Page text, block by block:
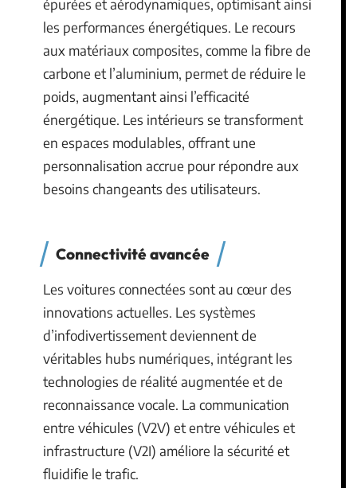
épurées et aérodynamiques, optimisant ainsi
les performances énergétiques. Le recours
aux matériaux composites, comme la fibre de
carbone et l’aluminium, permet de réduire le
poids, augmentant ainsi l’efficacité
énergétique. Les intérieurs se transforment
en espaces modulables, offrant une
personnalisation accrue pour répondre aux
besoins changeants des utilisateurs.
Connectivité avancée
Les voitures connectées sont au cœur des
innovations actuelles. Les systèmes
d’infodivertissement deviennent de
véritables hubs numériques, intégrant les
technologies de réalité augmentée et de
reconnaissance vocale. La communication
entre véhicules (V2V) et entre véhicules et
infrastructure (V2I) améliore la sécurité et
fluidifie le trafic.